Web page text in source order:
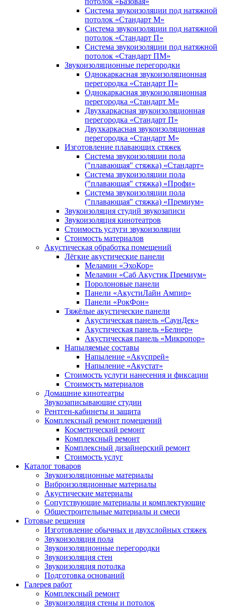
Система звукоизоляции под натяжной
потолок «Стандарт М»
Система звукоизоляции под натяжной
потолок «Стандарт П»
Система звукоизоляции под натяжной
потолок «Стандарт ПМ»
Звукоизоляционные перегородки
Однокаркасная звукоизоляционная
перегородка «Стандарт П»
Однокаркасная звукоизоляционная
перегородка «Стандарт М»
Двухкаркасная звукоизоляционная
перегородка «Стандарт П»
Двухкаркасная звукоизоляционная
перегородка «Стандарт М»
Изготовление плавающих стяжек
Система звукоизоляции пола
("плавающая" стяжка) «Стандарт»
Система звукоизоляции пола
("плавающая" стяжка) «Профи»
Система звукоизоляции пола
("плавающая" стяжка) «Премиум»
Звукоизоляция студий звукозаписи
Звукоизоляция кинотеатров
Стоимость услуги звукоизоляции
Стоимость материалов
Акустическая обработка помещений
Лёгкие акустические панели
Меламин «ЭхоКор»
Меламин «Саб Акустик Премиум»
Поролоновые панели
Панели «АкустиЛайн Ампир»
Панели «РокФон»
Тяжёлые акустические панели
Акустическая панель «СаунДек»
Акустическая панель «Белнер»
Акустическая панель «Микропор»
Напыляемые составы
Напыление «Акуспрей»
Напыление «Акустат»
Стоимость услуги нанесения и фиксации
Стоимость материалов
Домашние кинотеатры
Звукозаписывающие студии
Рентген-кабинеты и защита
Комплексный ремонт помещений
Косметический ремонт
Комплексный ремонт
Комплексный дизайнерский ремонт
Стоимость услуг
Каталог товаров
Звукоизоляционные материалы
Виброизоляционные материалы
Акустические материалы
Сопутствующие материалы и комплектующие
Общестроительные материалы и смеси
Готовые решения
Изготовление обычных и двухслойных стяжек
Звукоизоляция пола
Звукоизоляционные перегородки
Звукоизоляция стен
Звукоизоляция потолка
Подготовка оснований
Галерея работ
Комплексный ремонт
Звукоизоляция стены и потолок